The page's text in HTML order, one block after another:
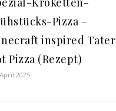
Pizza –
inspired Tater
Pizza (Rezept)
2025